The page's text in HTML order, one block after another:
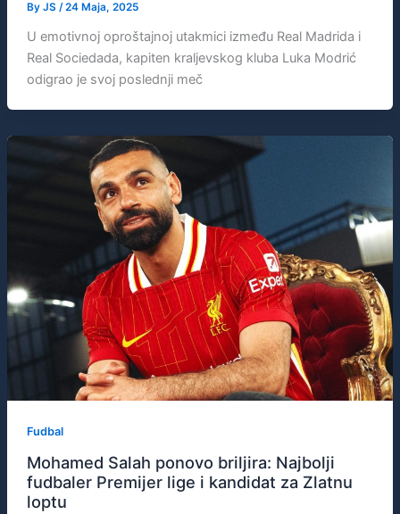
By JS /24 Maja, 2025
U emotivnoj oproštajnoj utakmici između Real Madrida i
Real Sociedada, kapiten kraljevskog kluba Luka Modrić
odigrao je svoj poslednji meč
Fudbal
Mohamed Salah ponovo briljira: Najbolji
fudbaler Premijer lige i kandidat za Zlatnu
loptu